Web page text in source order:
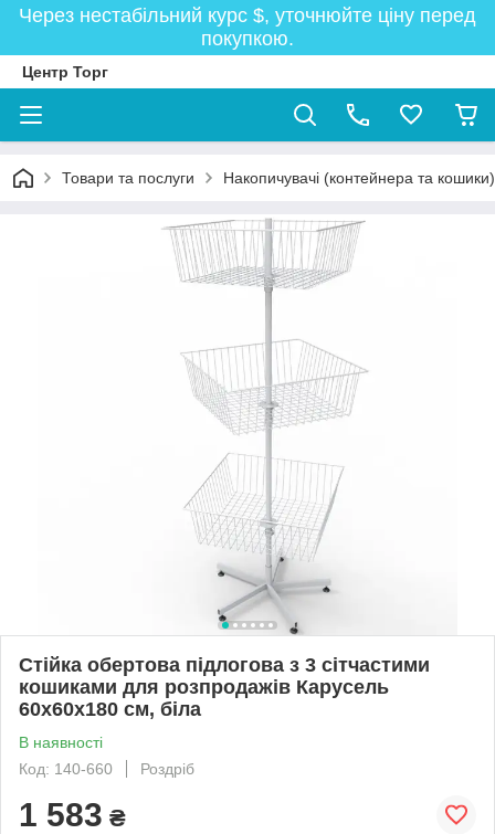
Через нестабільний курс $, уточнюйте ціну перед
покупкою.
Центр Торг
Товари та послуги Накопичувачі (контейнера та кошики)
Стійка обертова підлогова з 3 сітчастими
кошиками для розпродажів Карусель
60х60х180 см, біла
В наявності
Код: 140-660
Роздріб
1 583 ₴